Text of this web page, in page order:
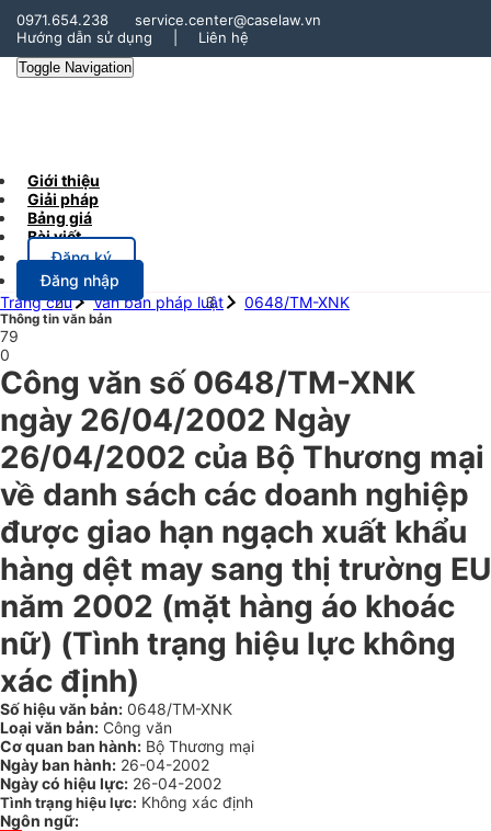
0971.654.238
service.center@caselaw.vn
Hướng dẫn sử dụng
Liên hệ
Toggle Navigation
Giới thiệu
Giải pháp
Bảng giá
Bài viết
Đăng ký
Đăng nhập
Trang chủ
Văn bản pháp luật 0648/TM-XNK
Thông tin văn bản
79
0
Công văn số 0648/TM-XNK
ngày 26/04/2002 Ngày
26/04/2002 của Bộ Thương mại
về danh sách các doanh nghiệp
được giao hạn ngạch xuất khẩu
hàng dệt may sang thị trường EU
năm 2002 (mặt hàng áo khoác
nữ) (Tình trạng hiệu lực không
xác định)
Số hiệu văn bản: 0648/TM-XNK
Loại văn bản: Công văn
Cơ quan ban hành: Bộ Thương mại
Ngày ban hành: 26-04-2002
Ngày có hiệu lực: 26-04-2002
Tình trạng hiệu lực: Không xác định
Ngôn ngữ: